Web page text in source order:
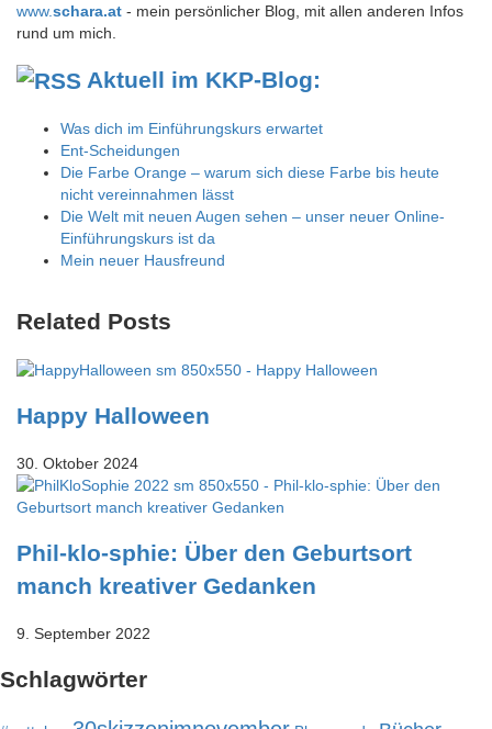
www.schara.at - mein persönlicher Blog, mit allen anderen Infos
rund um mich.
Aktuell im KKP-Blog:
Was dich im Einführungskurs erwartet
Ent-Scheidungen
Die Farbe Orange – warum sich diese Farbe bis heute
nicht vereinnahmen lässt
Die Welt mit neuen Augen sehen – unser neuer Online-
Einführungskurs ist da
Mein neuer Hausfreund
Related Posts
Happy Halloween
30. Oktober 2024
Phil-klo-sphie: Über den Geburtsort
manch kreativer Gedanken
9. September 2022
Schlagwörter